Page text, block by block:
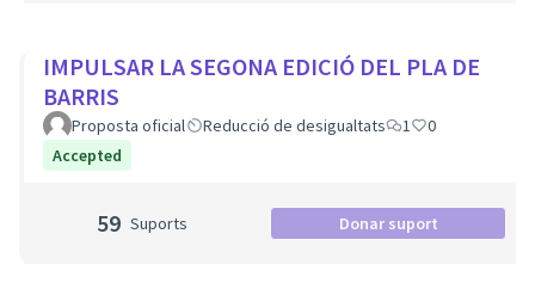
IMPULSAR LA SEGONA EDICIÓ DEL PLA DE
BARRIS
Proposta oficial Reducció de desigualtats 1
0
Accepted
59 Suports Donar suport